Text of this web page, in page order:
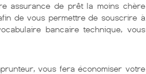
assurance de prêt la moins chère
de vous permettre de souscrire à
bancaire technique, vous
vous fera économiser votre